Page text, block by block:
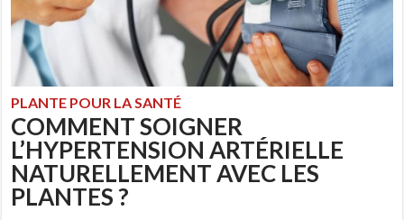
PLANTE POUR LA SANTÉ
COMMENT SOIGNER
L’HYPERTENSION ARTÉRIELLE
NATURELLEMENT AVEC LES
PLANTES ?